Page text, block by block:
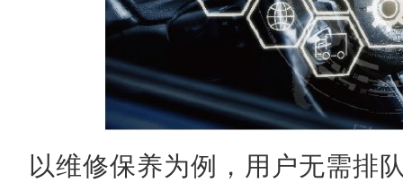
以维修保养为例，用户无需排